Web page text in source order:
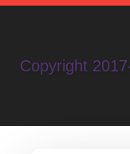
Copyright